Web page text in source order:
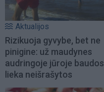
Aktualijos
Rizikuoja gyvybe, bet ne
pinigine: už maudynes
audringoje jūroje baudos
lieka neišrašytos